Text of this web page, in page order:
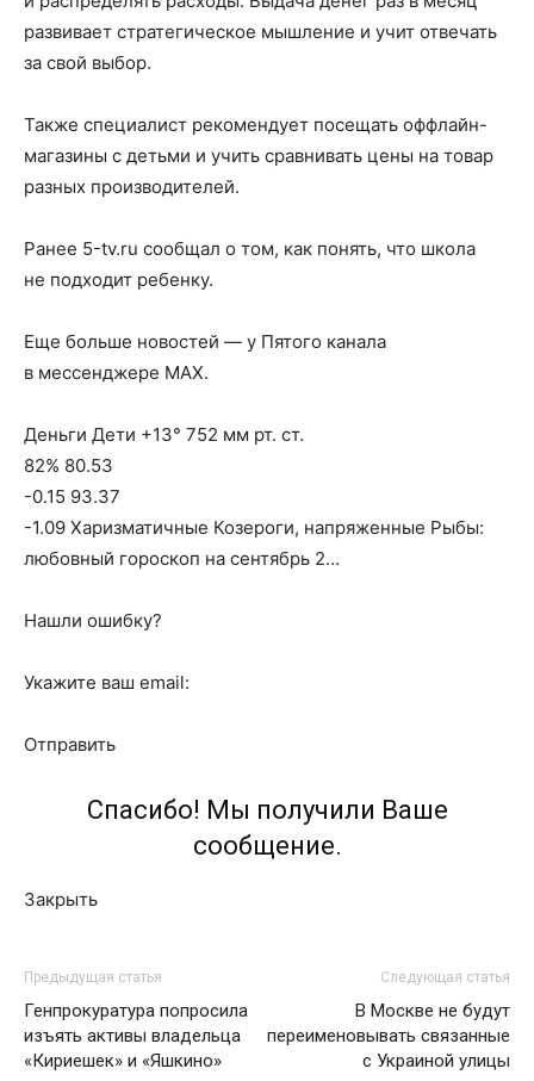
развивает стратегическое мышление и учит отвечать
за свой выбор.
Также специалист рекомендует посещать оффлайн-
магазины с детьми и учить сравнивать цены на товар
разных производителей.
Ранее 5-tv.ru сообщал о том, как понять, что школа
не подходит ребенку.
Еще больше новостей — у Пятого канала
в мессенджере MAX.
Деньги Дети +13° 752 мм рт. ст.
82% 80.53
-0.15 93.37
-1.09 Харизматичные Козероги, напряженные Рыбы:
любовный гороскоп на сентябрь 2…
Нашли ошибку?
Укажите ваш email:
Отправить
Спасибо! Мы получили Ваше
сообщение.
Закрыть
Предыдущая статья
Генпрокуратура попросила
изъять активы владельца
«Кириешек» и «Яшкино»
Следующая статья
В Москве не будут
переименовывать связанные
с Украиной улицы